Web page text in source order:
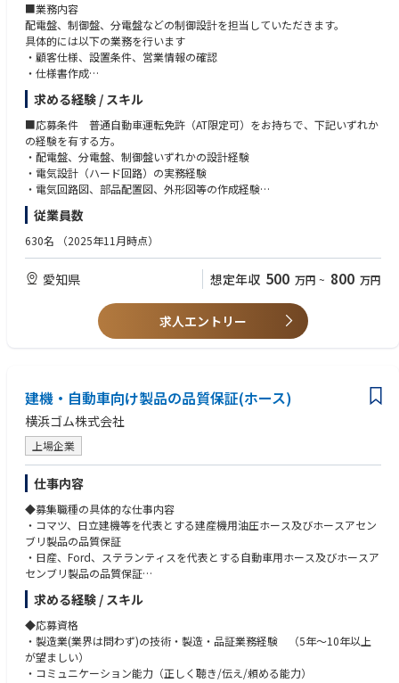
■業務内容
配電盤、制御盤、分電盤などの制御設計を担当していただきます。
具体的には以下の業務を行います
・顧客仕様、設置条件、営業情報の確認
・仕様書作成
・外形図、板金製作図、部品配置図、電気回路図の作成
・部品選定、部品表作成、必要に応じた見積・原価確認支援
・営業、製造、品質、購買部門との調整
・顧客との仕様確認、設計内容のすり合わせ
・製造現場への設計意図の共有、不具合・変更対応
・基本的に、CAD ２Dソフトで図面を作成します。
同社の営業担当や、直接顧客の要望を聞き取り、図面作成一式を一貫して
■やりがい
手がけた製品が設置されるのはビルやホテル、劇場と幅広いため実際に目
にする機会も多く、やりがいにつながります。
2億円規模など大きな案件にも携わることができ、板金加工から出荷まで
一貫した制御盤の製作を行っているため、業界でも数少ない貴重な経験を
■中途入社者がご入社を決めた決め手例
・多様な顧客の製品を担当することで総合的な個人スキルが向上する機会
■その他魅力
◇大手企業との取引が多く、3つの事業で安定
3つの異なる事業があり、多くの依頼に応えられる体制のため、大手企業
との取引も多く安定した経営を続けています。
高い技術力と実績から、日本のすべての自動車メーカーをはじめとする大
手企業の製造現場で同社の製品が使われています。
また、同社は製造業でありながら、岡山国際サーキットの運営も行うな
ど、様々な分野にもチャレンジしています。
■高い技術力
配電盤事業部では配電盤・分電盤を設計製造しています。
ロボットシステム事業部では産業用ロボットを使用した自動化システムを
設計製作しています。
同社ではお客様のご要望に応える一品一品オーダーメイドの高い技術力が
あります。
自動車部品事業部は、プレス部品製造メーカーの中でも最大級の3500tプ
レス機を導入しています。
求める経験 / スキル
■応募条件 普通自動車運転免許（AT限定可）をお持ちで、下記いずれか
の経験を有する方。
・配電盤、分電盤、制御盤いずれかの設計経験
・電気設計（ハード回路）の実務経験
・電気回路図、部品配置図、外形図等の作成経験
・シーケンス制御に関する知識または実務経験
・電気系CADを用いた図面作成経験
・AutoCADまたはその他2D CADの使用経験
・配電盤、分電盤、制御盤、受配電設備、産業機械、FA設備関連の設計経
・電気製図、機械製図に関する知識・資格
・第二種電気工事士、第一種電気工事士、電気主任技術者等の資格
・後輩、若手設計者への指導経験
■求める人物像
・顧客仕様を正確に読み取り、図面に落とし込める方
・営業、製造、品質、購買など関係部門と粘り強く調整できる方
・一品一様のオーダーメイド製品に前向きに取り組める方
・現場に足を運び、製造性や品質を意識した設計ができる方
・納期、品質、コストのバランスを意識して業務を進められる方
従業員数
630名 （2025年11月時点）
愛知県 想定年収 500 万円 ~ 800 万円
求人エントリー
建機・自動車向け製品の品質保証(ホース)
横浜ゴム株式会社
上場企業
仕事内容
◆募集職種の具体的な仕事内容
・コマツ、日立建機等を代表とする建産機用油圧ホース及びホースアセン
ブリ製品の品質保証
・日産、Ford、ステランティスを代表とする自動車用ホース及びホースア
センブリ製品の品質保証
・ホース配管事業部の品質保証に関する基盤整備、品質改善・問題の未然
予防の活動
【主な業務とその割合】
・重大品質問題に対し、責任部門と協働で、原因究明・再発対策を遂行す
るとともに、対策の有効性確認のための監査・点検活動を立案・実行す
求める経験 / スキル
◆応募資格
・製造業(業界は問わず)の技術・製造・品証業務経験 （5年～10年以上
が望ましい）
・コミュニケーション能力（正しく聴き/伝え/頼める能力）